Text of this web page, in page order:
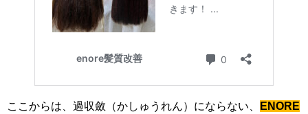
ここからは、過収斂（かしゅうれん）にならない、
ENORE